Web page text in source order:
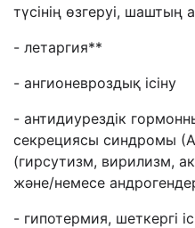
түсінің өзгеруі, шаштың
- летаргия**
- ангионевроздық ісіну
- антидиурездік
секрециясы синдромы
(гирсутизм, вирилизм,
және/немесе
- гипотермия, шеткергі